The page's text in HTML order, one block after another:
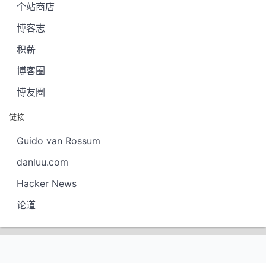
个站商店
博客志
积薪
博客圈
博友圈
链接
Guido van Rossum
danluu.com
Hacker News
论道